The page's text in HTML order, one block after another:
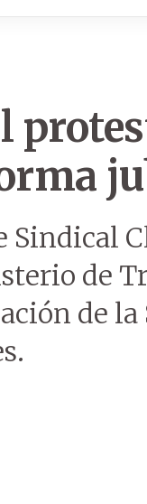
Sindical
de
de